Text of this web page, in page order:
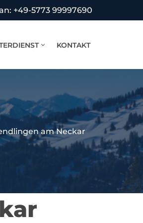
+49-5773 99997690
KONTAKT
am Neckar